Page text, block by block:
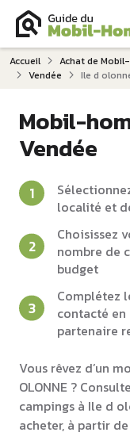
Accueil Achat de
Vendée
Ile d
Mobil-
Vendée
localité et
Choisissez
nombre de
budget
Complétez
contacté
partenaire
Vous rêvez d’un
OLONNE ?
campings à Ile d
acheter, à partir